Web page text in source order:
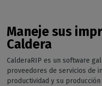
Maneje sus
Caldera
CalderaRIP es un software
proveedores de servicios de
productividad y su